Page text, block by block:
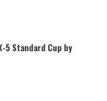
5 Standard Cup by